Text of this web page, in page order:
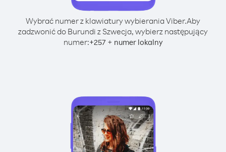
Wybrać numer z klawiatury wybierania Viber.Aby
zadzwonić do Burundi z Szwecja, wybierz następujący
numer:+257+ numer lokalny